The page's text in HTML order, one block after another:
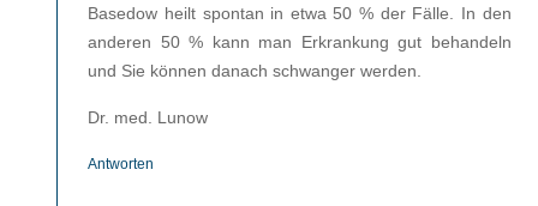
Basedow heilt spontan in etwa 50 % der Fälle. In den
anderen 50 % kann man Erkrankung gut behandeln
und Sie können danach schwanger werden.
Dr. med. Lunow
Antworten